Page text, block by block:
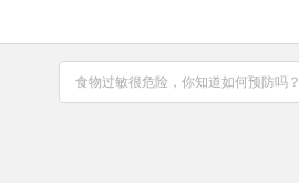
食物过敏很危险，你知道如何预防吗？